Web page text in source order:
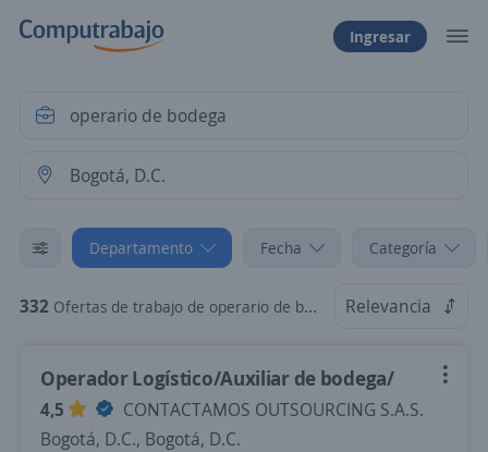
Ingresar
Departamento Fecha Categoría
332 Ofertas de trabajo de operario de bodega en Bogotá, D.C. Relevancia
Operador Logístico/Auxiliar de bodega/
4,5
CONTACTAMOS OUTSOURCING S.A.S.
Bogotá, D.C., Bogotá, D.C.